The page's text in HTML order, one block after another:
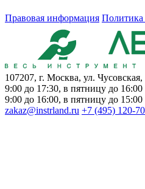
Правовая информация Политика
107207, г. Москва, ул.
9:00 до 17:30, в пятницу до 16:00
9:00 до 16:00, в пятницу до 15:00
zakaz@instrland.ru +7 (495) 120-